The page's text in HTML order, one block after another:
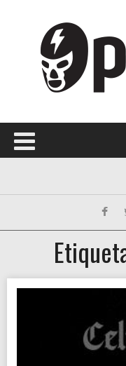
Menú Principal
PORTADA
CONCIERTOS
FESTIVALES